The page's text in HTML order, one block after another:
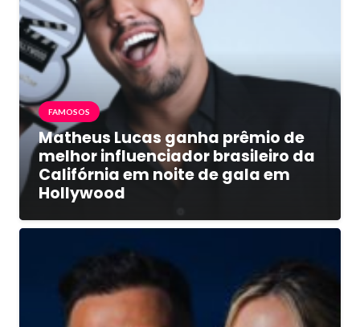
FAMOSOS
Matheus Lucas ganha prêmio de
melhor influenciador brasileiro da
Califórnia em noite de gala em
Hollywood